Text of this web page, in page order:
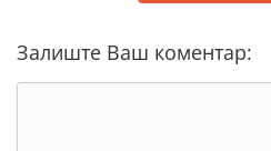
Залиште Ваш коментар: